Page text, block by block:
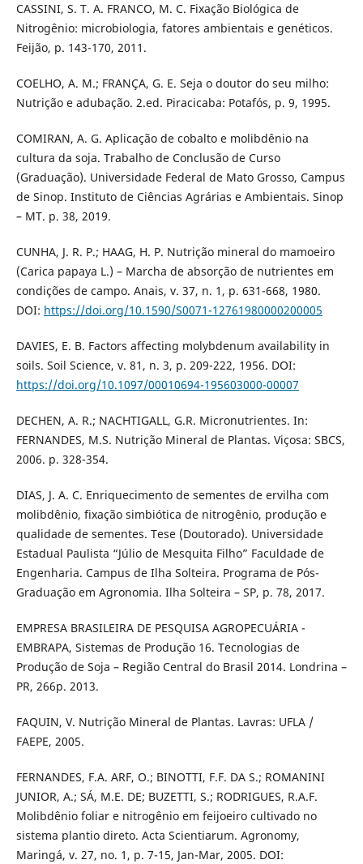
CASSINI, S. T. A. FRANCO, M. C. Fixação Biológica de
Nitrogênio: microbiologia, fatores ambientais e genéticos.
Feijão, p. 143-170, 2011.
COELHO, A. M.; FRANÇA, G. E. Seja o doutor do seu milho:
Nutrição e adubação. 2.ed. Piracicaba: Potafós, p. 9, 1995.
COMIRAN, A. G. Aplicação de cobalto e molibdênio na
cultura da soja. Trabalho de Conclusão de Curso
(Graduação). Universidade Federal de Mato Grosso, Campus
de Sinop. Instituto de Ciências Agrárias e Ambientais. Sinop
– MT. p. 38, 2019.
CUNHA, J. R. P.; HAAG, H. P. Nutrição mineral do mamoeiro
(Carica papaya L.) – Marcha de absorção de nutrientes em
condições de campo. Anais, v. 37, n. 1, p. 631-668, 1980.
DOI: https://doi.org/10.1590/S0071-12761980000200005
DAVIES, E. B. Factors affecting molybdenum availability in
soils. Soil Science, v. 81, n. 3, p. 209-222, 1956. DOI:
https://doi.org/10.1097/00010694-195603000-00007
DECHEN, A. R.; NACHTIGALL, G.R. Micronutrientes. In:
FERNANDES, M.S. Nutrição Mineral de Plantas. Viçosa: SBCS,
2006. p. 328-354.
DIAS, J. A. C. Enriquecimento de sementes de ervilha com
molibdênio, fixação simbiótica de nitrogênio, produção e
qualidade de sementes. Tese (Doutorado). Universidade
Estadual Paulista “Júlio de Mesquita Filho” Faculdade de
Engenharia. Campus de Ilha Solteira. Programa de Pós-
Graduação em Agronomia. Ilha Solteira – SP, p. 78, 2017.
EMPRESA BRASILEIRA DE PESQUISA AGROPECUÁRIA -
EMBRAPA, Sistemas de Produção 16. Tecnologias de
Produção de Soja – Região Central do Brasil 2014. Londrina –
PR, 266p. 2013.
FAQUIN, V. Nutrição Mineral de Plantas. Lavras: UFLA /
FAEPE, 2005.
FERNANDES, F.A. ARF, O.; BINOTTI, F.F. DA S.; ROMANINI
JUNIOR, A.; SÁ, M.E. DE; BUZETTI, S.; RODRIGUES, R.A.F.
Molibdênio foliar e nitrogênio em feijoeiro cultivado no
sistema plantio direto. Acta Scientiarum. Agronomy,
Maringá, v. 27, no. 1, p. 7-15, Jan-Mar, 2005. DOI: